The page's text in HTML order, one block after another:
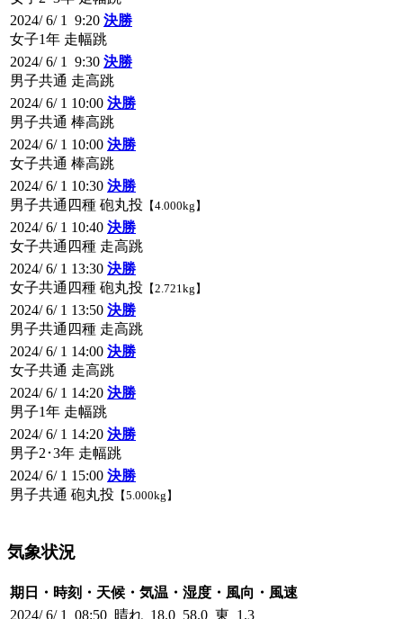
2024/ 6/ 1 9:20 決勝
女子1年 走幅跳
2024/ 6/ 1 9:30 決勝
男子共通 走高跳
2024/ 6/ 1 10:00 決勝
男子共通 棒高跳
2024/ 6/ 1 10:00 決勝
女子共通 棒高跳
2024/ 6/ 1 10:30 決勝
男子共通四種 砲丸投 【4.000kg】
2024/ 6/ 1 10:40 決勝
女子共通四種 走高跳
2024/ 6/ 1 13:30 決勝
女子共通四種 砲丸投 【2.721kg】
2024/ 6/ 1 13:50 決勝
男子共通四種 走高跳
2024/ 6/ 1 14:00 決勝
女子共通 走高跳
2024/ 6/ 1 14:20 決勝
男子1年 走幅跳
2024/ 6/ 1 14:20 決勝
男子2･3年 走幅跳
2024/ 6/ 1 15:00 決勝
男子共通 砲丸投 【5.000kg】
気象状況
期日・時刻・天候・気温・湿度・風向・風速
2024/ 6/ 1 08:50 晴れ 18.0 58.0 東 1.3